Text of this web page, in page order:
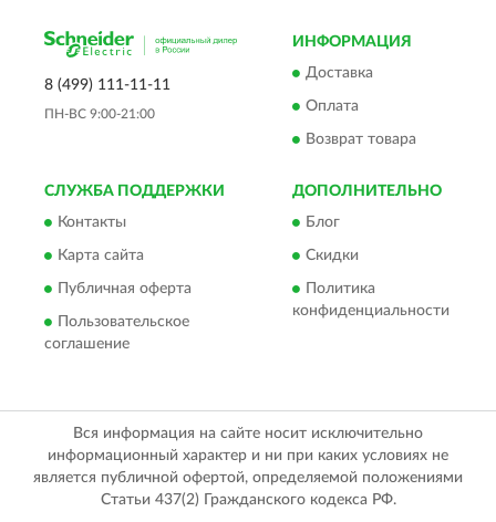
8 (499) 111-11-11
ПН-ВС 9:00-21:00
ИНФОРМАЦИЯ
Доставка
Оплата
Возврат товара
СЛУЖБА ПОДДЕРЖКИ
Контакты
Карта сайта
Публичная оферта
Пользовательское
соглашение
ДОПОЛНИТЕЛЬНО
Блог
Скидки
Политика
конфиденциальности
Вся информация на сайте носит исключительно
информационный характер и ни при каких условиях не
является публичной офертой, определяемой положениями
Статьи 437(2) Гражданского кодекса РФ.